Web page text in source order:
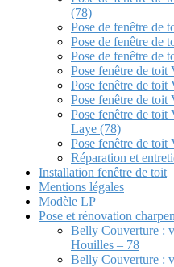
(78)
Pose de fenêtre
Pose de fenêtre
Pose de fenêtre
Pose fenêtre de
Pose fenêtre de
Pose fenêtre de
Pose fenêtre de
Laye (78)
Pose fenêtre de
Réparation et
Installation fenêtre de toit
Mentions légales
Modèle LP
Pose et rénovation
Belly Couverture :
Houilles – 78
Belly Couverture :